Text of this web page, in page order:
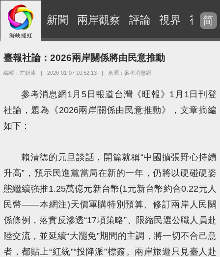
新聞 兩岸觀察 評論 視界 視頻
简
臺報社論：2026兩岸關係將由民意推動
編輯：左妍冰 | 2026-01-07 10:52:13 | 來源：參考消息網
參考消息網1月5日報道台灣《旺報》1月1日刊登
社論，題為《2026兩岸關係由民意推動》，文章摘編
如下：
賴清德的元旦談話，開篇就稱“中國擴張野心持續
升高”，預示民進黨當局在新的一年，仍將以硬碰硬姿
態繼續強推1.25萬億元新台幣(1元新台幣約合0.22元人
民幣——本網注)天價軍購特別預算、修訂兩岸人民關
係條例，落實反滲透“17項策略”、限縮民選公職人員赴
陸交流，並延續“大罷免”期間的主調，將一切不合己意
者，都貼上“紅統”“投降派”標簽。兩岸旅遊只見臺人赴